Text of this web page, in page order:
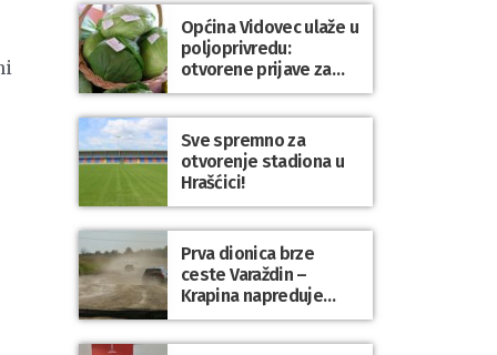
Općina Vidovec ulaže u
poljoprivredu:
otvorene prijave za
općinske potpore
Sve spremno za
otvorenje stadiona u
Hrašćici!
Prva dionica brze
ceste Varaždin –
Krapina napreduje
prema planu